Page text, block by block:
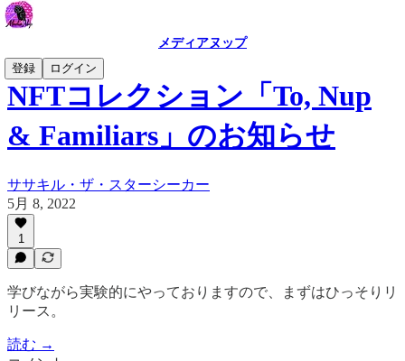
メディアヌップ
登録
ログイン
NFTコレクション「To, Nup
& Familiars」のお知らせ
ササキル・ザ・スターシーカー
5月 8, 2022
1
学びながら実験的にやっておりますので、まずはひっそりリ
リース。
読む →